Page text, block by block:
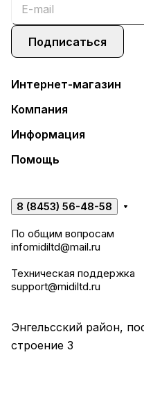
Подписаться
Интернет-магазин
Компания
Информация
Помощь
8 (8453) 56-48-58
По общим вопросам
infomidiltd@mail.ru
Техническая поддержка
support@midiltd.ru
Энгельсский район,
строение 3